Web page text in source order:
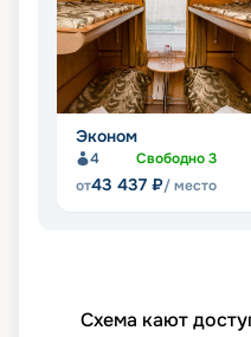
Эконом
4 Свободно3
от43 437 ₽/ место
Схема кают